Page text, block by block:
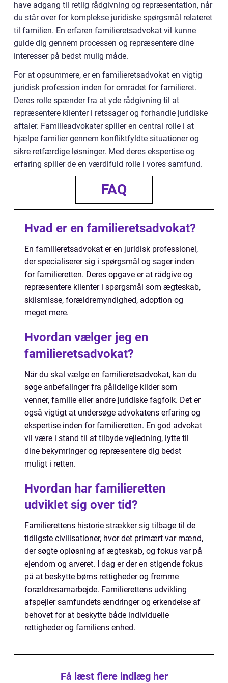
have adgang til retlig rådgivning og repræsentation, når
du står over for komplekse juridiske spørgsmål relateret
til familien. En erfaren familieretsadvokat vil kunne
guide dig gennem processen og repræsentere dine
interesser på bedst mulig måde.
For at opsummere, er en familieretsadvokat en vigtig
juridisk profession inden for området for familieret.
Deres rolle spænder fra at yde rådgivning til at
repræsentere klienter i retssager og forhandle juridiske
aftaler. Familieadvokater spiller en central rolle i at
hjælpe familier gennem konfliktfyldte situationer og
sikre retfærdige løsninger. Med deres ekspertise og
erfaring spiller de en værdifuld rolle i vores samfund.
FAQ
Hvad er en familieretsadvokat?
En familieretsadvokat er en juridisk professionel,
der specialiserer sig i spørgsmål og sager inden
for familieretten. Deres opgave er at rådgive og
repræsentere klienter i spørgsmål som ægteskab,
skilsmisse, forældremyndighed, adoption og
meget mere.
Hvordan vælger jeg en
familieretsadvokat?
Når du skal vælge en familieretsadvokat, kan du
søge anbefalinger fra pålidelige kilder som
venner, familie eller andre juridiske fagfolk. Det er
også vigtigt at undersøge advokatens erfaring og
ekspertise inden for familieretten. En god advokat
vil være i stand til at tilbyde vejledning, lytte til
dine bekymringer og repræsentere dig bedst
muligt i retten.
Hvordan har familieretten
udviklet sig over tid?
Familierettens historie strækker sig tilbage til de
tidligste civilisationer, hvor det primært var mænd,
der søgte opløsning af ægteskab, og fokus var på
ejendom og arveret. I dag er der en stigende fokus
på at beskytte børns rettigheder og fremme
forældresamarbejde. Familierettens udvikling
afspejler samfundets ændringer og erkendelse af
behovet for at beskytte både individuelle
rettigheder og familiens enhed.
Få læst flere indlæg her